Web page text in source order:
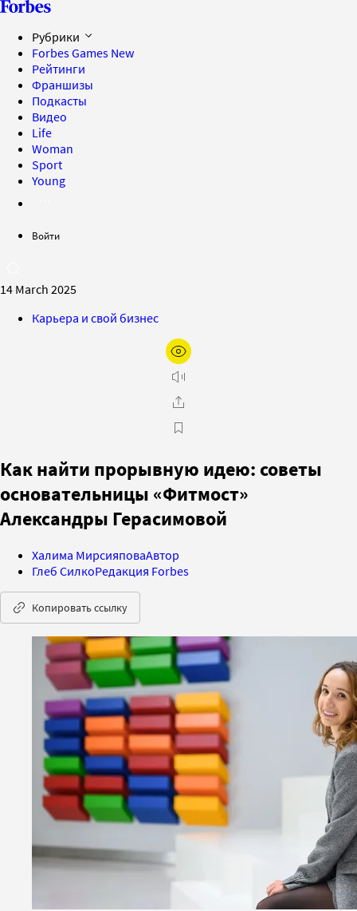
Рубрики
Forbes Games New
Рейтинги
Франшизы
Подкасты
Видео
Life
Woman
Sport
Young
Войти
14 March 2025
Карьера и свой бизнес
Как найти прорывную идею: советы
основательницы «Фитмост»
Александры Герасимовой
Халима МирсияповаАвтор
Глеб СилкоРедакция Forbes
Копировать ссылку